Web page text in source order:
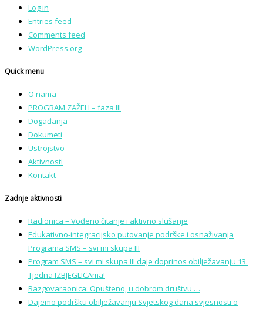
Log in
Entries feed
Comments feed
WordPress.org
Quick menu
O nama
PROGRAM ZAŽELI – faza III
Događanja
Dokumeti
Ustrojstvo
Aktivnosti
Kontakt
Zadnje aktivnosti
Radionica – Vođeno čitanje i aktivno slušanje
Edukativno-integracijsko putovanje podrške i osnaživanja
Programa SMS – svi mi skupa III
Program SMS – svi mi skupa III daje doprinos obilježavanju 13.
Tjedna IZBJEGLICAma!
Razgovaraonica: Opušteno, u dobrom društvu …
Dajemo podršku obilježavanju Svjetskog dana svjesnosti o